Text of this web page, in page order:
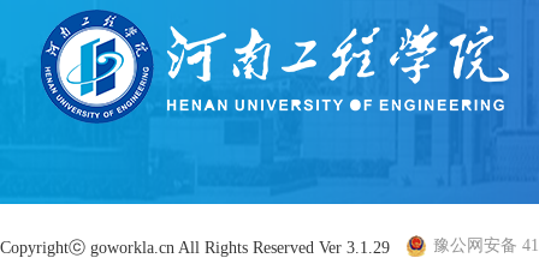
Copyrightⓒ goworkla.cn All Rights Reserved Ver 3.1.29 豫公网安备